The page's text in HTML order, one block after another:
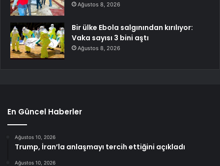
Ağustos 8, 2026
Bir ülke Ebola salgınından kırılıyor:
Vaka sayısı 3 bini aştı
Ağustos 8, 2026
En Güncel Haberler
Ağustos 10, 2026
Trump, İran’la anlaşmayı tercih ettiğini açıkladı
Ağustos 10, 2026